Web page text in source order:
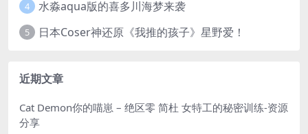
4 水淼aqua版的喜多川海梦来袭
5 日本Coser神还原《我推的孩子》星野爱！
近期文章
Cat Demon你的喵崽 – 绝区零 简杜 女特工的秘密训练-资源
分享